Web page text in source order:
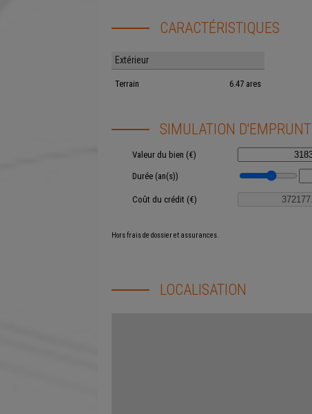
CARACTÉRISTIQUES
Extérieur
Terrain 6.47 ares
SIMULATION D'EMPRUNT
Valeur du bien (€)
Durée (an(s))
Coût du crédit (€)
Hors frais de dossier et assurances.
LOCALISATION